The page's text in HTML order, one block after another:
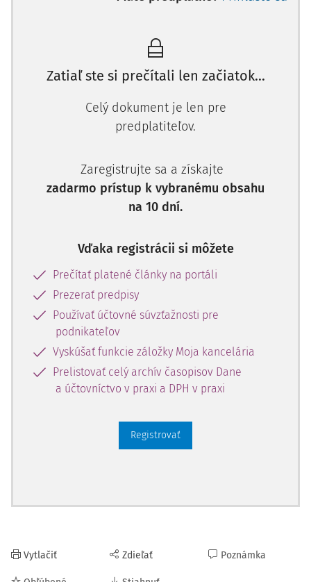
Na základe týchto dát potom server, na ktorom sa
nachádza webstránka, komunikuje pri nasledujúcej
Cookies v zásade zaznamenávajú aktivitu užívateľa -
procesu, nastavenia jazyka stránky a pod. Jednotlivé druhy
cookies sú dôležité pri správnom fungovaní webovej
stránky a podľa druhu spracovávaných informácií dokážu
napríklad preferovaná veľkosť písma, vyplnené
prihlasovacie údaje, zobrazené reklamy.
Zatiaľ ste si prečítali len začiatok...
Celý dokument je len pre
predplatiteľov.
Zaregistrujte sa a získajte
zadarmo prístup k vybranému obsahu
na 10 dní.
Vďaka registrácii si môžete
Prečítať platené články na portáli
Prezerať predpisy
Používať účtovné súvzťažnosti pre
podnikateľov
Vyskúšať funkcie záložky Moja kancelária
Prelistovať celý archív časopisov Dane
a účtovníctvo v praxi a DPH v praxi
Registrovať
Vytlačiť Zdieľať Poznámka